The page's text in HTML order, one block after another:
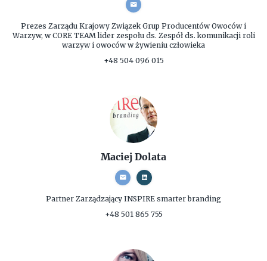
Prezes Zarządu Krajowy Związek Grup Producentów Owoców i
Warzyw, w CORE TEAM lider zespołu ds. Zespół ds. komunikacji roli
warzyw i owoców w żywieniu człowieka
+48 504 096 015
Maciej Dolata
Partner Zarządzający INSPIRE smarter branding
+48 501 865 755